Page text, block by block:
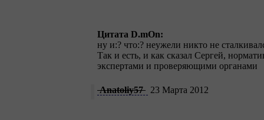
Цитата D.mOn:
ну и:? что:? неужели никто не
Так и есть, и как сказал Сергей,
экспертами и проверяющими органами
Anatoliy57 23 Марта 2012